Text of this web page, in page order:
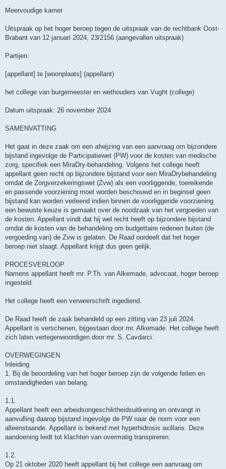
Meervoudige kamer
Uitspraak op het hoger beroep tegen de uitspraak van de rechtbank Oost-
Brabant van 12 januari 2024, 23/2156 (aangevallen uitspraak)
Partijen:
[appellant] te [woonplaats] (appellant)
het college van burgemeester en wethouders van Vught (college)
Datum uitspraak: 26 november 2024
SAMENVATTING
Het gaat in deze zaak om een afwijzing van een aanvraag om bijzondere
bijstand ingevolge de Participatiewet (PW) voor de kosten van medische
zorg, specifiek een MiraDry-behandeling. Volgens het college heeft
appellant geen recht op bijzondere bijstand voor een MiraDrybehandeling
omdat de Zorgverzekeringswet (Zvw) als een voorliggende, toereikende
en passende voorziening moet worden beschouwd en in beginsel geen
bijstand kan worden verleend indien binnen de voorliggende voorziening
een bewuste keuze is gemaakt over de noodzaak van het vergoeden van
de kosten. Appellant vindt dat hij wel recht heeft op bijzondere bijstand
omdat de kosten van de behandeling om budgettaire redenen buiten (de
vergoeding van) de Zvw is gelaten. De Raad oordeelt dat het hoger
beroep niet slaagt. Appellant krijgt dus geen gelijk.
PROCESVERLOOP
Namens appellant heeft mr. P.Th. van Alkemade, advocaat, hoger beroep
ingesteld.
Het college heeft een verweerschrift ingediend.
De Raad heeft de zaak behandeld op een zitting van 23 juli 2024.
Appellant is verschenen, bijgestaan door mr. Alkemade. Het college heeft
zich laten vertegenwoordigen door mr. S. Cavdarci.
OVERWEGINGEN
Inleiding
1. Bij de beoordeling van het hoger beroep zijn de volgende feiten en
omstandigheden van belang.
1.1.
Appellant heeft een arbeidsongeschiktheidsuitkering en ontvangt in
aanvulling daarop bijstand ingevolge de PW naar de norm voor een
alleenstaande. Appellant is bekend met hyperhidrosis axillaris. Deze
aandoening leidt tot klachten van overmatig transpireren.
1.2.
Op 21 oktober 2020 heeft appellant bij het college een aanvraag om